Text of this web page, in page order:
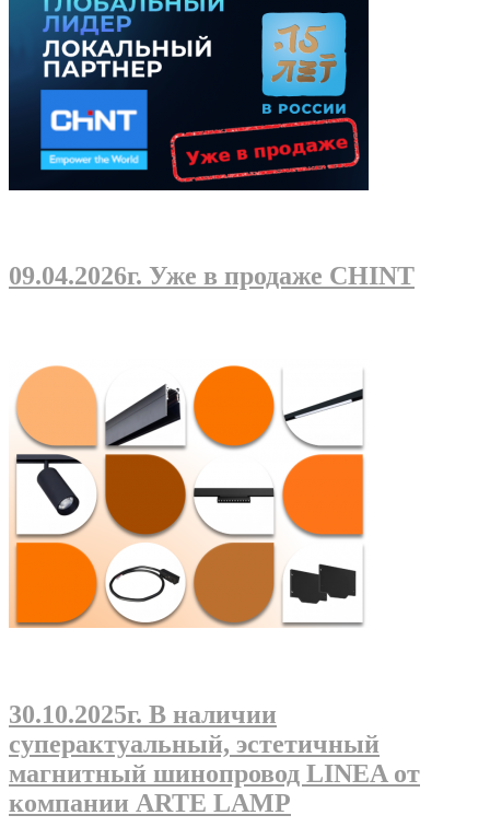
09.04.2026г. Уже в продаже CHINT
30.10.2025г. В наличии
суперактуальный, эстетичный
магнитный шинопровод LINEA от
компании ARTE LAMP